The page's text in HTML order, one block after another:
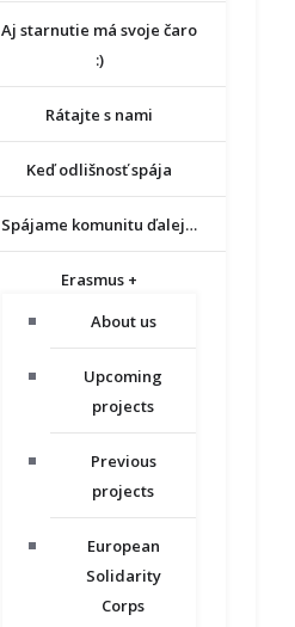
Aj starnutie má svoje čaro
:)
Rátajte s nami
Keď odlišnosť spája
Spájame komunitu ďalej…
Erasmus +
About us
Upcoming
projects
Previous
projects
European
Solidarity
Corps